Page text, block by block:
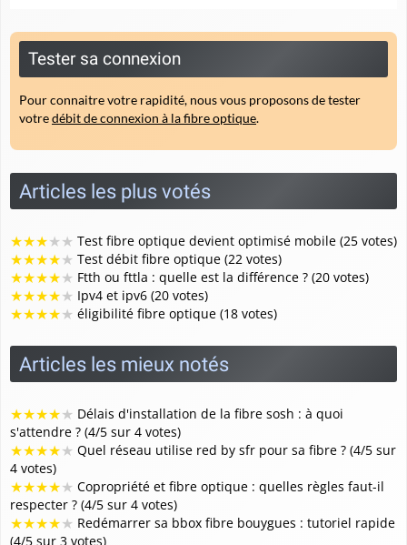
Tester sa connexion
Pour connaitre votre rapidité, nous vous proposons de tester
votredébit de connexion à la fibre optique.
Articles les plus votés
★★★★★ Test fibre optique devient optimisé mobile (25 votes)
★★★★★ Test débit fibre optique (22 votes)
★★★★★ Ftth ou fttla : quelle est la différence ? (20 votes)
★★★★★ Ipv4 et ipv6 (20 votes)
★★★★★ éligibilité fibre optique (18 votes)
Articles les mieux notés
★★★★★ Délais d'installation de la fibre sosh : à quoi
s'attendre ? (4/5 sur 4 votes)
★★★★★ Quel réseau utilise red by sfr pour sa fibre ? (4/5 sur
4 votes)
★★★★★ Copropriété et fibre optique : quelles règles faut-il
respecter ? (4/5 sur 4 votes)
★★★★★ Redémarrer sa bbox fibre bouygues : tutoriel rapide
(4/5 sur 3 votes)